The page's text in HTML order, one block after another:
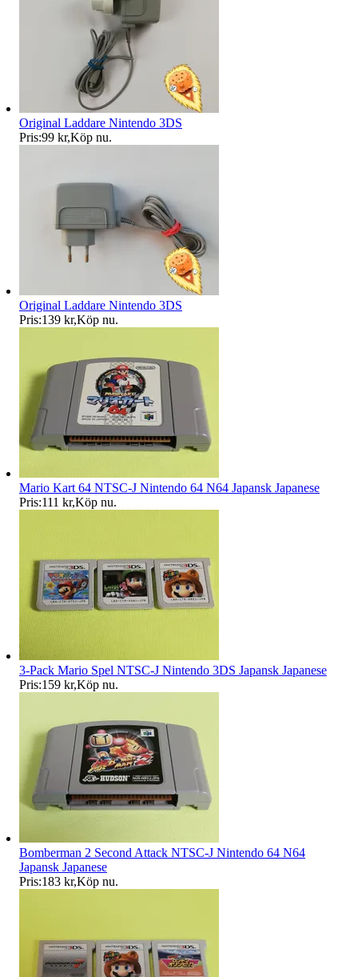
Original Laddare Nintendo 3DS
Pris:99 kr,Köp nu.
Original Laddare Nintendo 3DS
Pris:139 kr,Köp nu.
Mario Kart 64 NTSC-J Nintendo 64 N64 Japansk Japanese
Pris:111 kr,Köp nu.
3-Pack Mario Spel NTSC-J Nintendo 3DS Japansk Japanese
Pris:159 kr,Köp nu.
Bomberman 2 Second Attack NTSC-J Nintendo 64 N64
Japansk Japanese
Pris:183 kr,Köp nu.